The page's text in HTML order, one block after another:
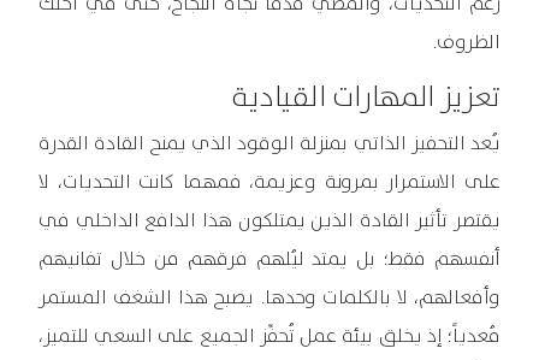
الظروف.
تعزيز المهارات القيادية
يُعد التحفيز الذاتي بمنزلة الوقود الذي يمنح القادة القدرة
على الاستمرار بمرونة وعزيمة، فمهما كانت التحديات، لا
يقتصر تأثير القادة الذين يمتلكون هذا الدافع الداخلي في
أنفسهم فقط؛ بل يمتد ليُلهم فرقهم من خلال تفانيهم
وأفعالهم، لا بالكلمات وحدها. يصبح هذا الشغف المستمر
مُعدياً؛ إذ يخلق بيئة عمل تُحفِّز الجميع على السعي للتميز،